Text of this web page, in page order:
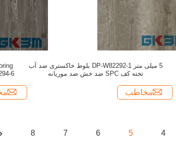
6
5 میلی متر DP-W82292-1 بلوط خاکستری ضد آب
تخته کف SPC ضد خش ضد موریانه
مخاطب
4
5
6
7
8